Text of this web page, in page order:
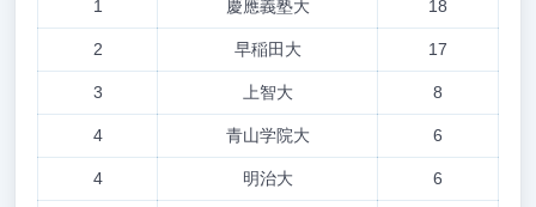
1 慶應義塾大 18
2 早稲田大 17
3 上智大 8
4 青山学院大 6
4 明治大 6